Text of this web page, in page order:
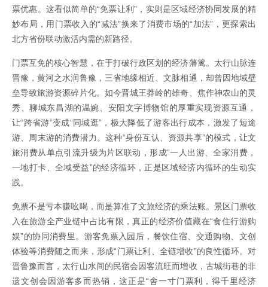
票优惠。这看似简单的“免票让利”，实则是区域经济协同发展的精
妙布局，用门票收入的“减法”换来了消费市场的“加法”，更探索出
北方省份联动激活内需的新路径。
门票互免的核心智慧，在于打破行政区划的经济藩篱。太行山脉连
晋豫，黄河之水润鲁豫，三省地缘相近、文脉相通，却曾因地域壁
垒导致旅游资源碎片化。如今晋城王莽岭的雄奇、焦作神农山的灵
秀、聊城东昌湖的温婉、安阳文字博物馆的厚重实现资源互通，
让“跨省游”变成“同城逛”，极大降低了游客出行成本，激发了短途
游、周末游的消费潜力。这种“身份互认、资源共享”的模式，让文
旅消费从单点引流升级为片区联动，形成“一人出游、全家消费，
一地打卡、全域受益”的经济循环，正是区域经济内循环的生动实
践。
免票不是亏本赚吆喝，而是算准了文旅经济的乘法账。景区门票收
入在旅游全产业链中占比有限，真正的经济价值藏在“食住行游购
娱”的协同消费里。游客免票入园后，餐饮住宿、交通购物、文创
体验等消费随之而来，形成“门票让利、全链增收”的良性循环。对
晋鲁豫而言，太行山水间的民宿会因客流旺而增收，古城街巷的非
遗文创会因游客多而热销，这正是“舍一寸门票利，得千里经济